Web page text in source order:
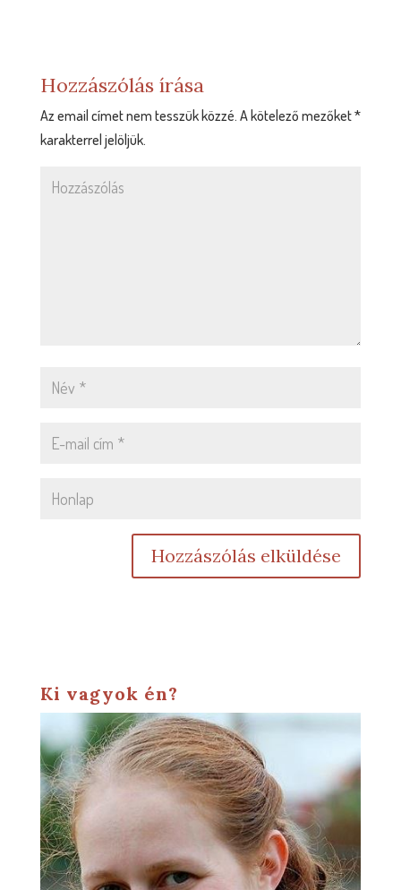
Hozzászólás írása
Az email címet nem tesszük közzé. A kötelező mezőket*
karakterrel jelöljük.
Ki vagyok én?